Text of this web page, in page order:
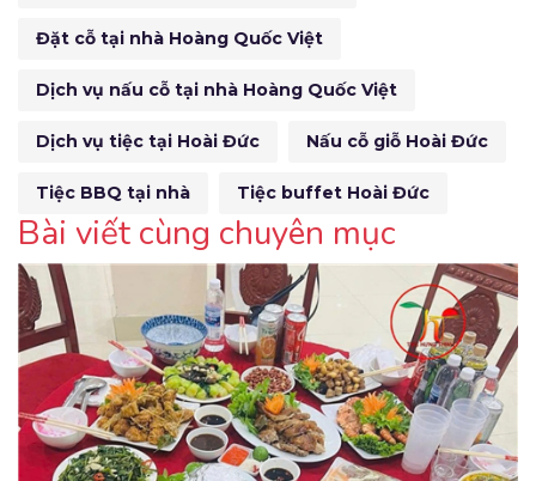
Đặt cỗ tại nhà Hoàng Quốc Việt
Dịch vụ nấu cỗ tại nhà Hoàng Quốc Việt
Dịch vụ tiệc tại Hoài Đức Nấu cỗ giỗ Hoài Đức
Tiệc BBQ tại nhà Tiệc buffet Hoài Đức
Bài viết cùng chuyên mục